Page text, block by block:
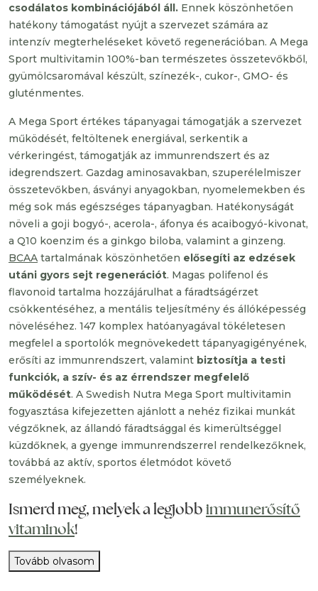
csodálatos kombinációjából áll. Ennek köszönhetően
hatékony támogatást nyújt a szervezet számára az
intenzív megterheléseket követő regenerációban. A Mega
Sport multivitamin 100%-ban természetes összetevőkből,
gyümölcsaromával készült, színezék-, cukor-, GMO- és
gluténmentes.
A Mega Sport értékes tápanyagai támogatják a szervezet
működését, feltöltenek energiával, serkentik a
vérkeringést, támogatják az immunrendszert és az
idegrendszert. Gazdag aminosavakban, szuperélelmiszer
összetevőkben, ásványi anyagokban, nyomelemekben és
még sok más egészséges tápanyagban. Hatékonyságát
növeli a goji bogyó-, acerola-, áfonya és acaibogyó-kivonat,
a Q10 koenzim és a ginkgo biloba, valamint a ginzeng.
BCAA tartalmának köszönhetően elősegíti az edzések
utáni gyors sejt regenerációt. Magas polifenol és
flavonoid tartalma hozzájárulhat a fáradtságérzet
csökkentéséhez, a mentális teljesítmény és állóképesség
növeléséhez. 147 komplex hatóanyagával tökéletesen
megfelel a sportolók megnövekedett tápanyagigényének,
erősíti az immunrendszert, valamint biztosítja a testi
funkciók, a szív- és az érrendszer megfelelő
működését. A Swedish Nutra Mega Sport multivitamin
fogyasztása kifejezetten ajánlott a nehéz fizikai munkát
végzőknek, az állandó fáradtsággal és kimerültséggel
küzdőknek, a gyenge immunrendszerrel rendelkezőknek,
továbbá az aktív, sportos életmódot követő
személyeknek.
Ismerd meg, melyek a legjobbimmunerősítő
vitaminok!
Tovább olvasom